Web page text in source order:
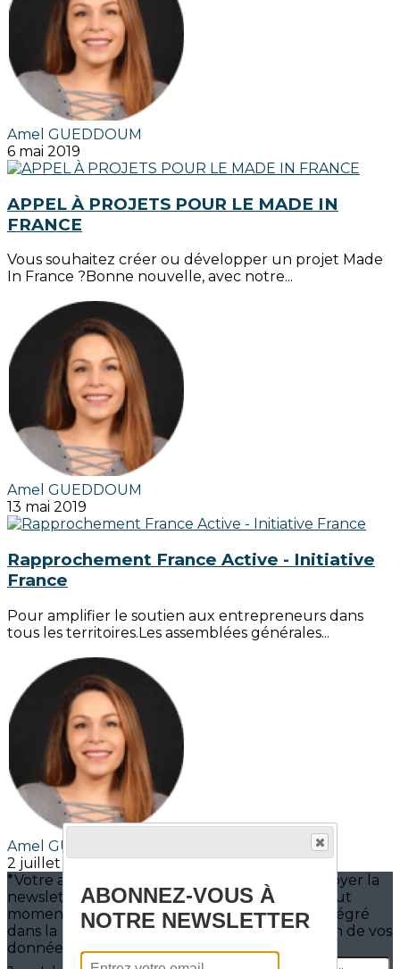
Amel GUEDDOUM
6 mai 2019
APPEL À PROJETS POUR LE MADE IN
FRANCE
Vous souhaitez créer ou développer un projet Made
In France ?Bonne nouvelle, avec notre...
Amel GUEDDOUM
13 mai 2019
Rapprochement France Active - Initiative
France
Pour amplifier le soutien aux entrepreneurs dans
tous les territoires.Les assemblées générales...
Amel GUEDDOUM
2 juillet 2019
*Votre adresse mail est utilisée pour vous envoyer la
newsletter d’Initiactive9578. Vous pouvez à tout
moment utiliser le lien de désabonnement intégré
dans la newsletter. En savoir plus sur la gestion de vos
données. [en cliquant sur les CGVU]
ABONNEZ-VOUS À
NOTRE NEWSLETTER